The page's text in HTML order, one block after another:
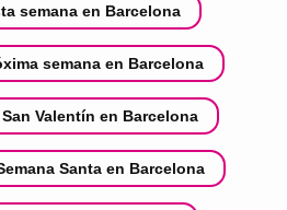
semana en Barcelona
semana en Barcelona
Valentín en Barcelona
Santa en Barcelona